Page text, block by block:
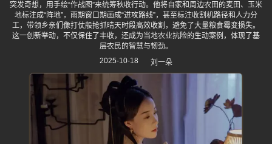
突发奇想，用手绘“作战图”来统筹秋收行动。他将自家和周边农田的麦田、玉米
地标注成“阵地”，雨期窗口期画成“进攻路线”，甚至标注收割机路径和人力分
工，带领乡亲们像打仗般抢抓晴天时段高效收割，避免了大量粮食霉变损失。
这一创新举动，不仅保住了丰收，还成为当地农业抗险的生动案例，体现了基
层农民的智慧与韧劲。
2025-10-18
刘一朵